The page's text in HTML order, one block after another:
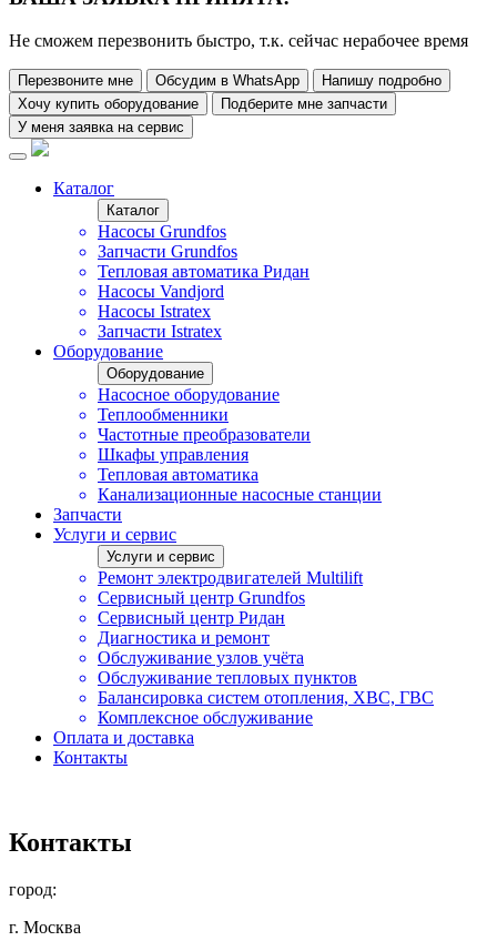
Не сможем перезвонить быстро, т.к. сейчас нерабочее время
Перезвоните мне Обсудим в WhatsApp
Напишу подробно
Хочу купить оборудование
Подберите мне запчасти
У меня заявка на сервис
Каталог
Каталог
Насосы Grundfos
Запчасти Grundfos
Тепловая автоматика Ридан
Насосы Vandjord
Насосы Istratex
Запчасти Istratex
Оборудование
Оборудование
Насосное оборудование
Теплообменники
Частотные преобразователи
Шкафы управления
Тепловая автоматика
Канализационные насосные станции
Запчасти
Услуги и сервис
Услуги и сервис
Ремонт электродвигателей Multilift
Сервисный центр Grundfos
Сервисный центр Ридан
Диагностика и ремонт
Обслуживание узлов учёта
Обслуживание тепловых пунктов
Балансировка систем отопления, ХВС, ГВС
Комплексное обслуживание
Оплата и доставка
Контакты
Контакты
город:
г. Москва